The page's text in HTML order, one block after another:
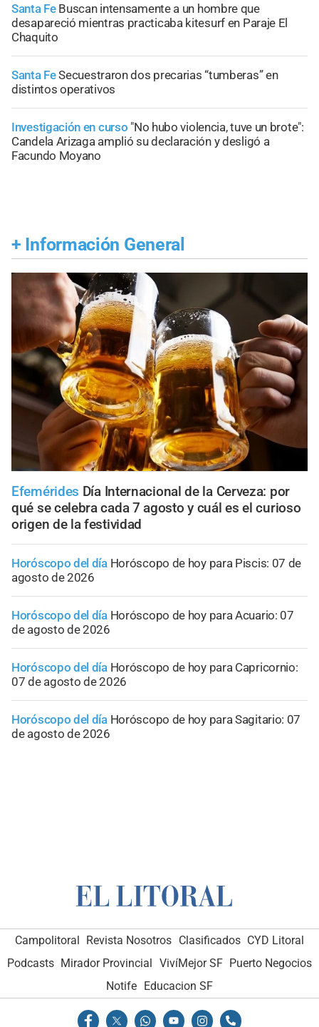
Santa Fe Buscan intensamente a un hombre que
desapareció mientras practicaba kitesurf en Paraje El
Chaquito
Santa FeSecuestraron dos precarias “tumberas” en
distintos operativos
Investigación en curso "No hubo violencia, tuve un brote":
Candela Arizaga amplió su declaración y desligó a
Facundo Moyano
+ Información General
Efemérides Día Internacional de la Cerveza: por
qué se celebra cada 7 agosto y cuál es el curioso
origen de la festividad
Horóscopo del día Horóscopo de hoy para Piscis: 07 de
agosto de 2026
Horóscopo del día Horóscopo de hoy para Acuario: 07
de agosto de 2026
Horóscopo del día Horóscopo de hoy para Capricornio:
07 de agosto de 2026
Horóscopo del día Horóscopo de hoy para Sagitario: 07
de agosto de 2026
Campolitoral Revista Nosotros Clasificados CYD Litoral
Podcasts Mirador Provincial VivíMejor SF Puerto Negocios
Notife Educacion SF